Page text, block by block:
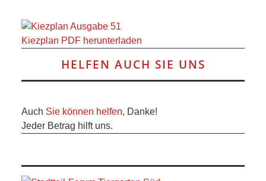
Kiezplan PDF herunterladen
HELFEN AUCH SIE UNS
Auch Sie können helfen, Danke!
Jeder Betrag hilft uns.